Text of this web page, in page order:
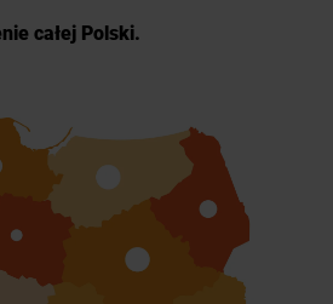
całej Polski.